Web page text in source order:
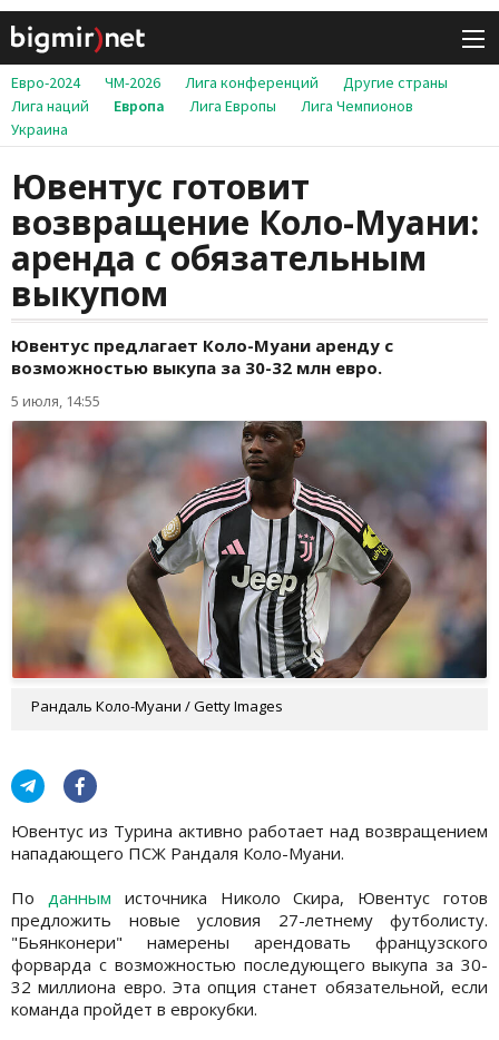
Евро-2024 ЧМ-2026 Лига конференций
Другие страны
Лига наций
Европа Лига Европы
Лига Чемпионов
Украина
Ювентус готовит
возвращение Коло-Муани:
аренда с обязательным
выкупом
Ювентус предлагает Коло-Муани аренду с
возможностью выкупа за 30-32 млн евро.
5 июля, 14:55
Рандаль Коло-Муани / Getty Images
Ювентус из Турина активно работает над возвращением
нападающего ПСЖ Рандаля Коло-Муани.
По данным источника Николо Скира, Ювентус готов
предложить новые условия 27-летнему футболисту.
"Бьянконери" намерены арендовать французского
форварда с возможностью последующего выкупа за 30-
32 миллиона евро. Эта опция станет обязательной, если
команда пройдет в еврокубки.